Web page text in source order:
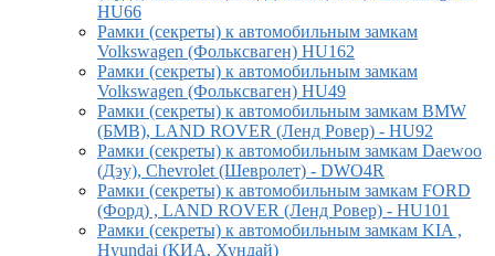
HU66
Рамки (секреты) к автомобильным замкам
Volkswagen (Фольксваген) HU162
Рамки (секреты) к автомобильным замкам
Volkswagen (Фольксваген) HU49
Рамки (секреты) к автомобильным замкам BMW
(БМВ), LAND ROVER (Ленд Ровер) - HU92
Рамки (секреты) к автомобильным замкам Daewoo
(Дэу), Chevrolet (Шевролет) - DWO4R
Рамки (секреты) к автомобильным замкам FORD
(Форд) , LAND ROVER (Ленд Ровер) - HU101
Рамки (секреты) к автомобильным замкам KIA ,
Hyundai (КИА, Хундай)